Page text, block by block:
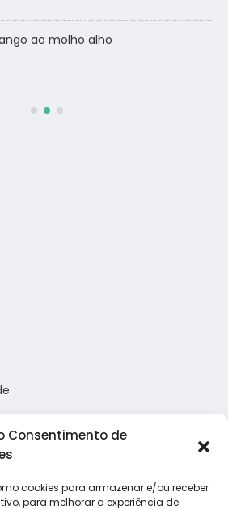
Consentimento de
cookies para armazenar e/ou receber
para melhorar a experiência de
ao molho alho
de Consumo